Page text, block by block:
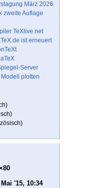
März 2026
zweite Auflage
TeXlive.net
ist erneuert
Server
plotten
'15, 10:34